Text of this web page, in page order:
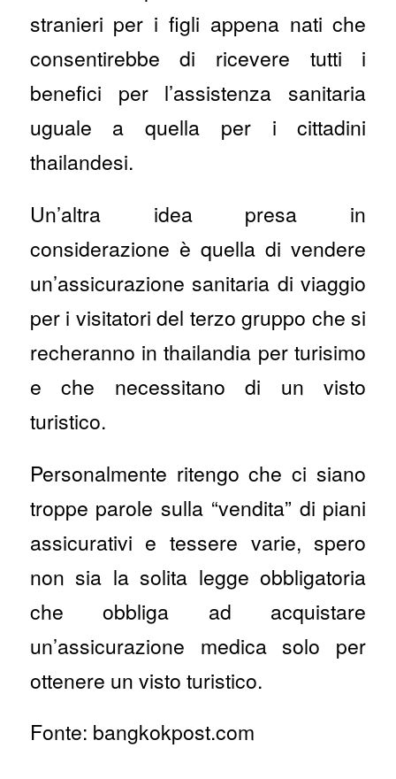
stranieri per i figli appena nati che
consentirebbe di ricevere tutti i
benefici per l’assistenza sanitaria
uguale a quella per i cittadini
thailandesi.
Un’altra idea presa in
considerazione è quella di vendere
un’assicurazione sanitaria di viaggio
per i visitatori del terzo gruppo che si
recheranno in thailandia per turisimo
e che necessitano di un visto
turistico.
Personalmente ritengo che ci siano
troppe parole sulla “vendita” di piani
assicurativi e tessere varie, spero
non sia la solita legge obbligatoria
che obbliga ad acquistare
un’assicurazione medica solo per
ottenere un visto turistico.
Fonte: bangkokpost.com